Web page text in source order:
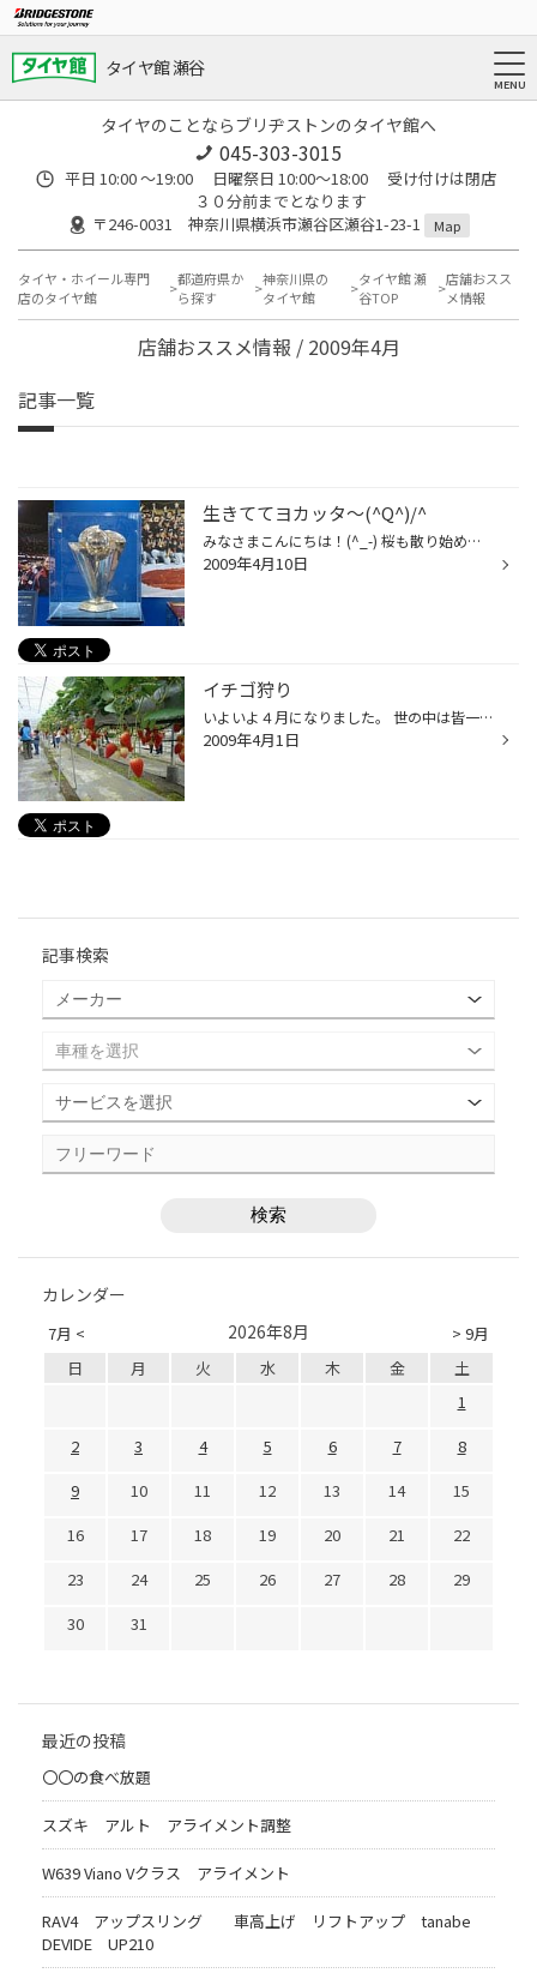
タイヤ館 瀬谷
タイヤのことならブリヂストンのタイヤ館へ
045-303-3015
平日 10:00 ～19:00 日曜祭日 10:00～18:00 受け付けは閉店
３０分前までとなります
〒246-0031 神奈川県横浜市瀬谷区瀬谷1-23-1
Map
タイヤ・ホイール専門
店のタイヤ館
都道府県か
ら探す
神奈川県の
タイヤ館
タイヤ館 瀬
谷TOP
店舗おスス
メ情報
店舗おススメ情報 / 2009年4月
記事一覧
生きててヨカッタ～(^Q^)/^
みなさまこんにちは！(^_-) 桜も散り始めましてすっかり春の陽気が続いています今日この頃・・・ 当店も暖かくなり連日スタッドレスタイヤからの履き替えのお客さまで賑わっております。 そんな春の陽気に誘われて・・・・はじまりましたプロ野球２００９！(o^o^o) 今年最初のハマスタ観戦に行って...
2009年4月10日
イチゴ狩り
いよいよ４月になりました。 世の中は皆一様に「新年度」！ということで気分も新たに頑張りたいと思います。 ４月１日は水曜日、当店の定休日でした。 子供たちも春休み真っ只中！ということで早速連日の「家族会議」（家主抜き） 「映画」「遊園地」「お買い物」・・・・・で 最終的に決まったのが...
2009年4月1日
記事検索
カレンダー
7月 < > 9月
2026年8月
日 月 火 水 木 金
土
1
2
3 4 5 6 7
8
9
10 11 12 13 14
15
16
17 18 19 20 21
22
23
24 25 26 27 28
29
30
31
最近の投稿
〇〇の食べ放題
スズキ アルト アライメント調整
W639 Viano Vクラス アライメント
RAV4 アップスリング 車高上げ リフトアップ tanabe
DEVIDE UP210